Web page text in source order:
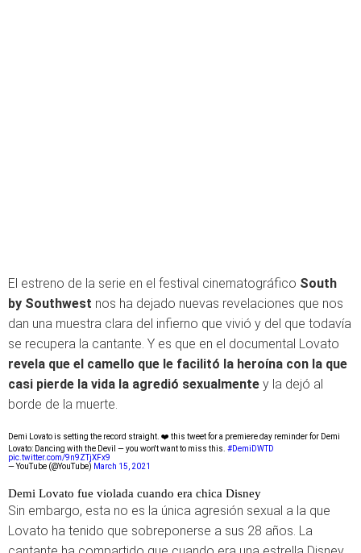
El estreno de la serie en el festival cinematográfico South
by Southwest nos ha dejado nuevas revelaciones que nos
dan una muestra clara del infierno que vivió y del que todavía
se recupera la cantante. Y es que en el documental Lovato
revela que el camello que le facilitó la heroína con la que
casi pierde la vida la agredió sexualmente y la dejó al
borde de la muerte.
Demi Lovato is setting the record straight. ❤️ this tweet for a premiere day reminder for Demi
Lovato: Dancing with the Devil — you won't want to miss this. #DemiDWTD
pic.twitter.com/9n9ZTjXFx9
— YouTube (@YouTube) March 15, 2021
Demi Lovato fue violada cuando era chica Disney
Sin embargo, esta no es la única agresión sexual a la que
Lovato ha tenido que sobreponerse a sus 28 años. La